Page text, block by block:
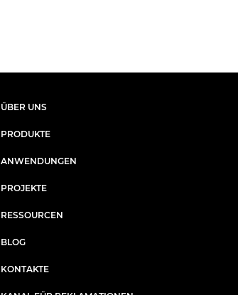
ÜBER UNS​
PRODUKTE
ANWENDUNGEN
PROJEKTE
RESSOURCEN
BLOG
KONTAKTE